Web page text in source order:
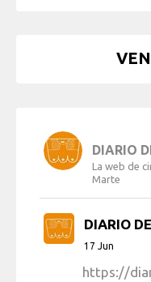
DIARIO
La web de
Marte
DIARIO
17 Jun
https://